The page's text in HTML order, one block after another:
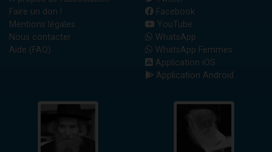
Faire un don !
Mentions légales
Nous contacter
Aide (FAQ)
Facebook
YouTube
WhatsApp
WhatsApp Femmes
Application iOS
Application Android